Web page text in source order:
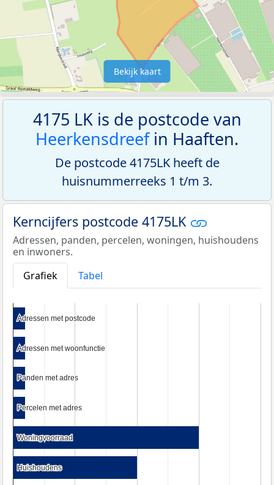
Bekijk kaart
4175 LK is de postcode van
Heerkensdreefin Haaften.
De postcode 4175LK heeft de
huisnummerreeks 1 t/m 3.
Kerncijfers postcode 4175LK
Adressen, panden, percelen, woningen, huishoudens
en inwoners.
Grafiek
Tabel
Adressen met postcode
Adressen met postcode
Adressen met woonfunctie
Adressen met woonfunctie
Panden met adres
Panden met adres
Percelen met adres
Percelen met adres
Woningvoorraad
Woningvoorraad
Huishoudens
Huishoudens